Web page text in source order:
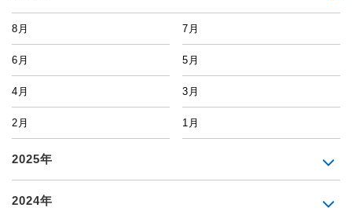
8月 7月
6月 5月
4月 3月
2月 1月
2025年
2024年